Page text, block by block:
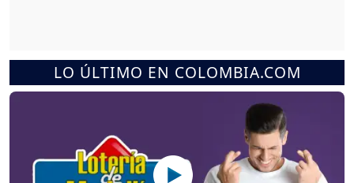
LO ÚLTIMO EN COLOMBIA.COM